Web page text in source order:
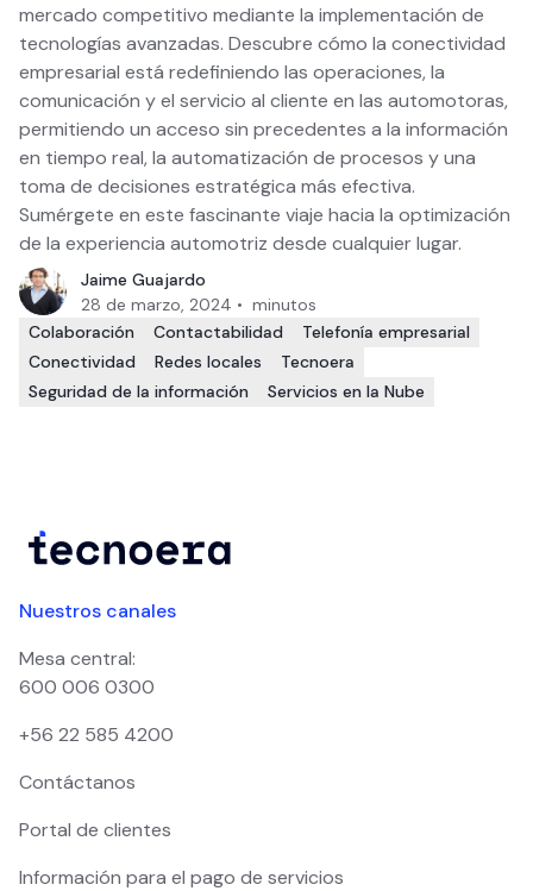
mercado competitivo mediante la implementación de
tecnologías avanzadas. Descubre cómo la conectividad
empresarial está redefiniendo las operaciones, la
comunicación y el servicio al cliente en las automotoras,
permitiendo un acceso sin precedentes a la información
en tiempo real, la automatización de procesos y una
toma de decisiones estratégica más efectiva.
Sumérgete en este fascinante viaje hacia la optimización
de la experiencia automotriz desde cualquier lugar.
Jaime Guajardo
28 de marzo, 2024 • minutos
Colaboración
Contactabilidad
Telefonía empresarial
Conectividad
Redes locales
Tecnoera
Seguridad de la información
Servicios en la Nube
Nuestros canales
Mesa central:
600 006 0300
+56 22 585 4200
Contáctanos
Portal de clientes
Información para el pago de servicios